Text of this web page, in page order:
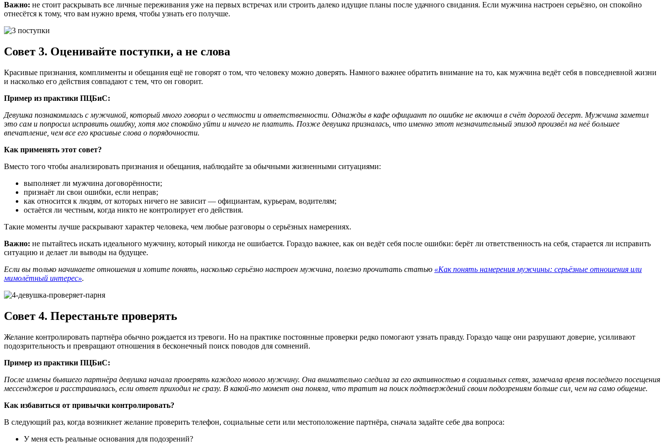
Важно: не стоит раскрывать все личные переживания уже на первых встречах или строить далеко идущие планы после удачного свидания. Если мужчина настроен серьёзно, он спокойно
отнесётся к тому, что вам нужно время, чтобы узнать его получше.
Совет 3. Оценивайте поступки, а не слова
Красивые признания, комплименты и обещания ещё не говорят о том, что человеку можно доверять. Намного важнее обратить внимание на то, как мужчина ведёт себя в повседневной жизни
и насколько его действия совпадают с тем, что он говорит.
Пример из практики ПЦБиС:
Девушка познакомилась с мужчиной, который много говорил о честности и ответственности. Однажды в кафе официант по ошибке не включил в счёт дорогой десерт. Мужчина заметил
это сам и попросил исправить ошибку, хотя мог спокойно уйти и ничего не платить. Позже девушка призналась, что именно этот незначительный эпизод произвёл на неё большее
впечатление, чем все его красивые слова о порядочности.
Как применять этот совет?
Вместо того чтобы анализировать признания и обещания, наблюдайте за обычными жизненными ситуациями:
выполняет ли мужчина договорённости;
признаёт ли свои ошибки, если неправ;
как относится к людям, от которых ничего не зависит — официантам, курьерам, водителям;
остаётся ли честным, когда никто не контролирует его действия.
Такие моменты лучше раскрывают характер человека, чем любые разговоры о серьёзных намерениях.
Важно: не пытайтесь искать идеального мужчину, который никогда не ошибается. Гораздо важнее, как он ведёт себя после ошибки: берёт ли ответственность на себя, старается ли исправить
ситуацию и делает ли выводы на будущее.
Если вы только начинаете отношения и хотите понять, насколько серьёзно настроен мужчина, полезно прочитать статью «Как понять намерения мужчины: серьёзные отношения или
мимолётный интерес».
Совет 4. Перестаньте проверять
Желание контролировать партнёра обычно рождается из тревоги. Но на практике постоянные проверки редко помогают узнать правду. Гораздо чаще они разрушают доверие, усиливают
подозрительность и превращают отношения в бесконечный поиск поводов для сомнений.
Пример из практики ПЦБиС:
После измены бывшего партнёра девушка начала проверять каждого нового мужчину. Она внимательно следила за его активностью в социальных сетях, замечала время последнего посещения
мессенджеров и расстраивалась, если ответ приходил не сразу. В какой-то момент она поняла, что тратит на поиск подтверждений своим подозрениям больше сил, чем на само общение.
Как избавиться от привычки контролировать?
В следующий раз, когда возникнет желание проверить телефон, социальные сети или местоположение партнёра, сначала задайте себе два вопроса:
У меня есть реальные основания для подозрений?